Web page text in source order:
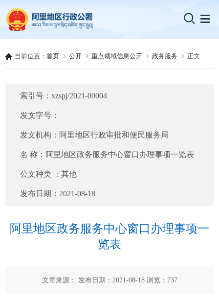
当前位置：首页 公开 重点领域信息公开 政务服务 正文
索引号：xzspj/2021-00004
发文字号：
发文机构： 阿里地区行政审批和便民服务局
名 称： 阿里地区政务服务中心窗口办理事项一览表
公文种类 ：其他
发布日期： 2021-08-18
阿里地区政务服务中心窗口办理事项一
览表
文章来源： 发布日期：2021-08-18 浏览： 737